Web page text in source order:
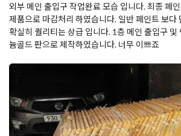
외부 메인 출입구 작업완료 모습 입니다. 최종 페
제품으로 마감처리 하였습니다. 일반 페인트 보다
확실히 퀄리티는 상급 입니다. 1층 메인 출입구 및
늄골드 판으로 제작하였습니다. 너무 이쁘죠